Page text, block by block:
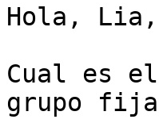
Hola, Lia,
Cual es
grupo